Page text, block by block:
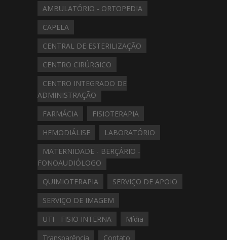
AMBULATÓRIO - ORTOPEDIA
CAPELA
CENTRAL DE ESTERILIZAÇÃO
CENTRO CIRÚRGICO
CENTRO INTEGRADO DE
ADMINISTRAÇÃO
FARMÁCIA
FISIOTERAPIA
HEMODIÁLISE
LABORATÓRIO
MATERNIDADE - BERÇÁRIO -
FONOAUDIÓLOGO
QUIMIOTERAPIA
SERVIÇO DE APOIO
SERVIÇO DE IMAGEM
UTI - FISIO INTERNA
Mídia
Transparência
Contato